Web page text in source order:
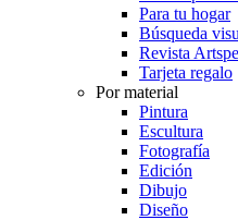
Para tu hogar
Búsqueda
Revista
Tarjeta regalo
Por material
Pintura
Escultura
Fotografía
Edición
Dibujo
Diseño